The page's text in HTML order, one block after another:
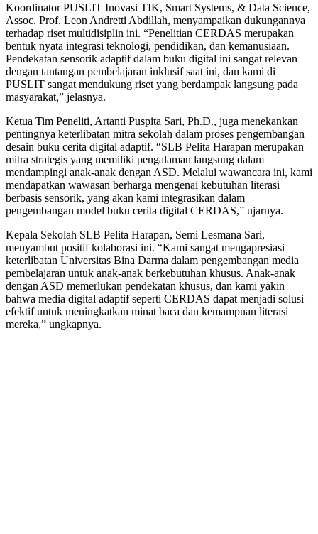
Koordinator PUSLIT Inovasi TIK, Smart Systems, & Data Science,
Assoc. Prof. Leon Andretti Abdillah, menyampaikan dukungannya
terhadap riset multidisiplin ini. “Penelitian CERDAS merupakan
bentuk nyata integrasi teknologi, pendidikan, dan kemanusiaan.
Pendekatan sensorik adaptif dalam buku digital ini sangat relevan
dengan tantangan pembelajaran inklusif saat ini, dan kami di
PUSLIT sangat mendukung riset yang berdampak langsung pada
masyarakat,” jelasnya.
Ketua Tim Peneliti, Artanti Puspita Sari, Ph.D., juga menekankan
pentingnya keterlibatan mitra sekolah dalam proses pengembangan
desain buku cerita digital adaptif. “SLB Pelita Harapan merupakan
mitra strategis yang memiliki pengalaman langsung dalam
mendampingi anak-anak dengan ASD. Melalui wawancara ini, kami
mendapatkan wawasan berharga mengenai kebutuhan literasi
berbasis sensorik, yang akan kami integrasikan dalam
pengembangan model buku cerita digital CERDAS,” ujarnya.
Kepala Sekolah SLB Pelita Harapan, Semi Lesmana Sari,
menyambut positif kolaborasi ini. “Kami sangat mengapresiasi
keterlibatan Universitas Bina Darma dalam pengembangan media
pembelajaran untuk anak-anak berkebutuhan khusus. Anak-anak
dengan ASD memerlukan pendekatan khusus, dan kami yakin
bahwa media digital adaptif seperti CERDAS dapat menjadi solusi
efektif untuk meningkatkan minat baca dan kemampuan literasi
mereka,” ungkapnya.